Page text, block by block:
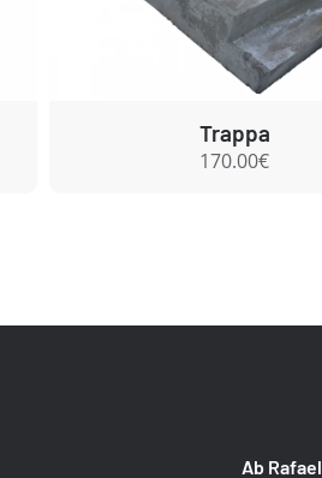
Trappa
170.00€
Ab Rafael